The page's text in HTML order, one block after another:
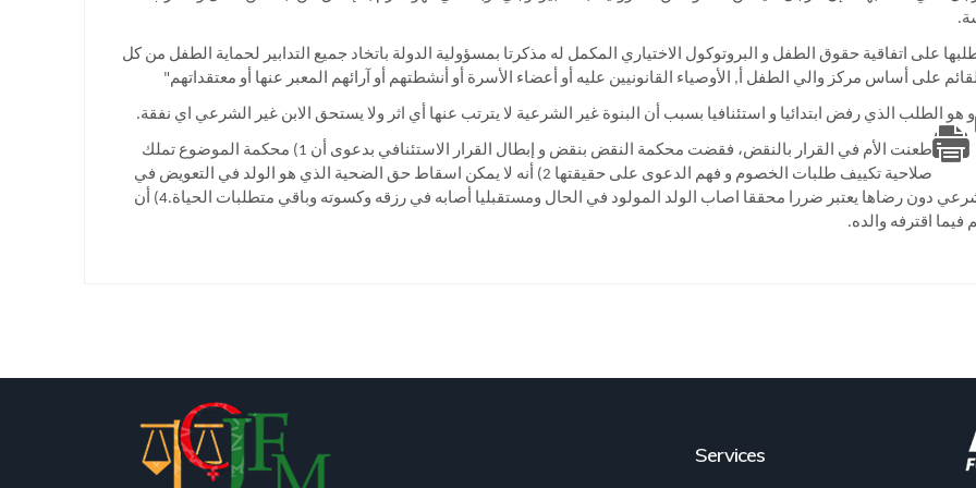
على اتفاقية حقوق الطفل و البروتوكول الاختياري المكمل له مذكرتا بمسؤولية الدولة باتخاد جميع التدابير لحماية الطفل من كل
على أساس مركز والي الطفل أ, الأوصياء القانونيين عليه أو أعضاء الأسرة أو أنشطتهم أو آرائهم المعبر عنها أو معتقداتهم"
و هو الطلب الذي رفض ابتدائيا و استئنافيا بسبب أن البنوة غير الشرعية لا يترتب عنها أي اثر ولا يستحق الابن غير الشرعي اي نفقة.
طعنت الأم في القرار بالنقض، فقضت محكمة النقض بنقض و إبطال القرار الاستئنافي بدعوى أن 1) محكمة الموضوع تملك
صلاحية تكييف طلبات الخصوم و فهم الدعوى على حقيقتها 2) أنه لا يمكن اسقاط حق الضحية الذي هو الولد في التعويض في
إطار المسؤولية التقصيرية. 3) كون حمل الفتاة بشكل غير شرعي دون رضاها يعتبر ضررا محققا اصاب الولد المولود في الحال ومستقبليا أصابه في رزقه وكسوته وباقي متطلبات الحياة.4) أن
فيما اقترفه والده.
Services